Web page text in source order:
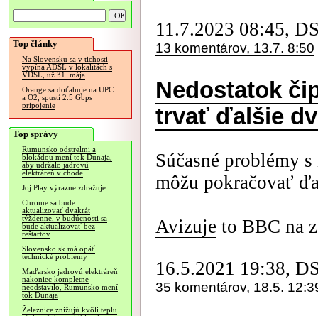
Top články
Na Slovensku sa v tichosti
vypína ADSL v lokalitách s
VDSL, už 31. mája
Orange sa doťahuje na UPC
a O2, spustí 2.5 Gbps
pripojenie
Top správy
Rumunsko odstrelmi a
blokádou mení tok Dunaja,
aby udržalo jadrovú
elektráreň v chode
Joj Play výrazne zdražuje
Chrome sa bude
aktualizovať dvakrát
týždenne, v budúcnosti sa
bude aktualizovať bez
reštartov
Slovensko.sk má opäť
technické problémy
Maďarsko jadrovú elektráreň
nakoniec kompletne
neodstavilo, Rumunsko mení
tok Dunaja
Železnice znižujú kvôli teplu
11.7.2023 08:45,
13 komentárov, 13.7. 8:50
Nedostatok
trvať ďalšie
Súčasné problémy
môžu pokračovať
Avizuje to BBC na
16.5.2021 19:38,
35 komentárov, 18.5.